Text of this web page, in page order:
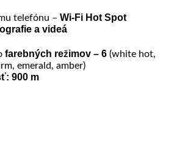
telefónu – Wi-Fi Hot Spot
a videá
farebných režimov – 6 (white hot,
emerald, amber)
900 m